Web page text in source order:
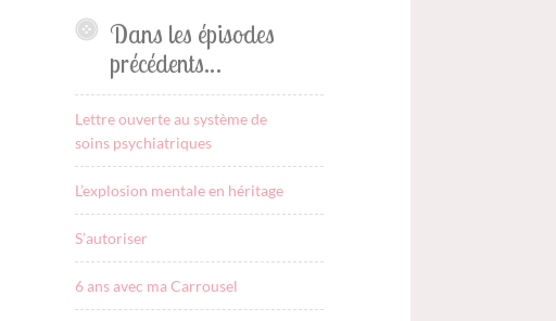
Dans les épisodes
précédents…
Lettre ouverte au système de
soins psychiatriques
L’explosion mentale en héritage
S’autoriser
6 ans avec ma Carrousel